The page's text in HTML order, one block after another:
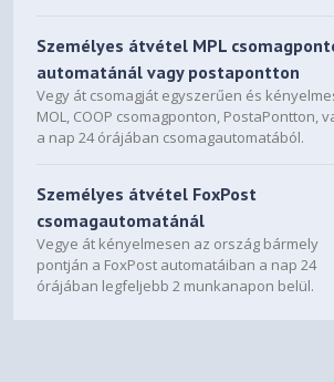
Személyes átvétel MPL
automatánál vagy postapontton
Vegy át csomagját egyszerűen és
MOL, COOP csomagponton, PostaPontton,
a nap 24 órájában csomagautomatából.
Személyes átvétel FoxPost
csomagautomatánál
Vegye át kényelmesen az ország bármely
pontján a FoxPost automatáiban a nap 24
órájában legfeljebb 2 munkanapon belül.